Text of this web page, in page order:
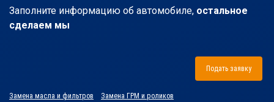
Заполните информацию об автомобиле, остальное
сделаем мы
Подать заявку
Замена масла и фильтров Замена ГРМ и роликов